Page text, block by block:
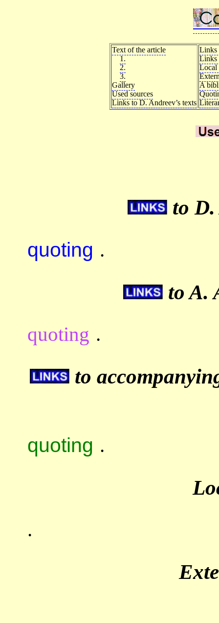
Text of the article
1.
2.
3.
Gallery
Used sources
Links to D. Andreev’s texts
Links
Links
Local
A
to D.
quoting .
to A.
quoting .
to
quoting .
.